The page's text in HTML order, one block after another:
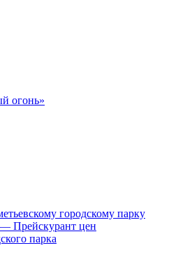
огонь»
городскому парку
Прейскурант цен
парка